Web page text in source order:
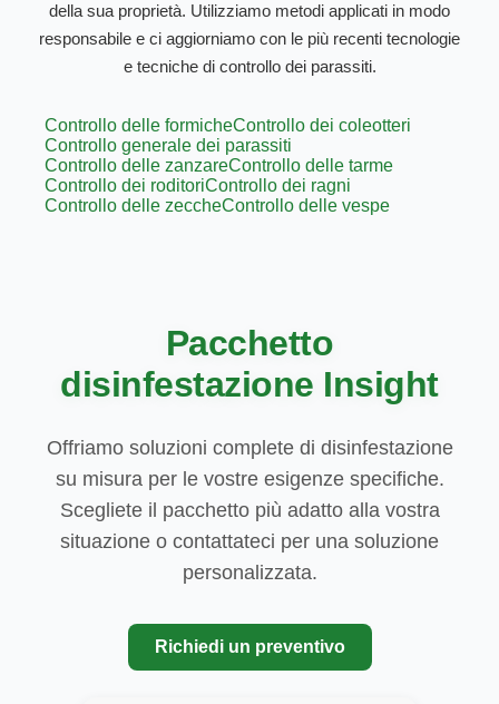
della sua proprietà. Utilizziamo metodi applicati in modo
responsabile e ci aggiorniamo con le più recenti tecnologie
e tecniche di controllo dei parassiti.
Controllo delle formicheControllo dei coleotteri
Controllo generale dei parassiti
Controllo delle zanzareControllo delle tarme
Controllo dei roditoriControllo dei ragni
Controllo delle zeccheControllo delle vespe
Pacchetto
disinfestazione Insight
Offriamo soluzioni complete di disinfestazione
su misura per le vostre esigenze specifiche.
Scegliete il pacchetto più adatto alla vostra
situazione o contattateci per una soluzione
personalizzata.
Richiedi un preventivo